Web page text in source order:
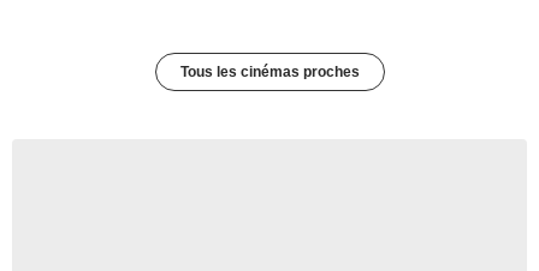
Tous les cinémas proches